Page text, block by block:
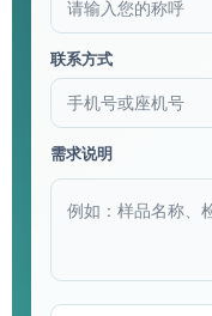
联系方式
需求说明